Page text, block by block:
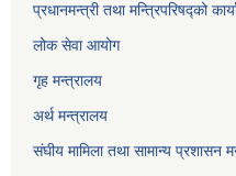
प्रधानमन्त्री तथा मन्त्रिपरिषद्को
लोक सेवाआयोग
गृह मन्त्रालय
अर्थ मन्त्रालय
संघीय मामिला तथा सामान्य प्रशासन